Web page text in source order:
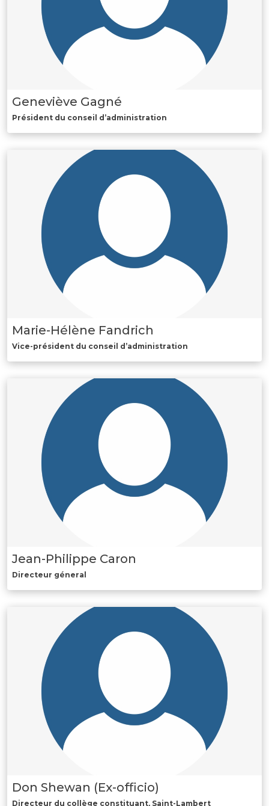
Geneviève Gagné
Président du conseil d’administration
Marie-Hélène Fandrich
Vice-président du conseil d’administration
Jean-Philippe Caron
Directeur géneral
Don Shewan (Ex-officio)
Directeur du collège constituant, Saint-Lambert